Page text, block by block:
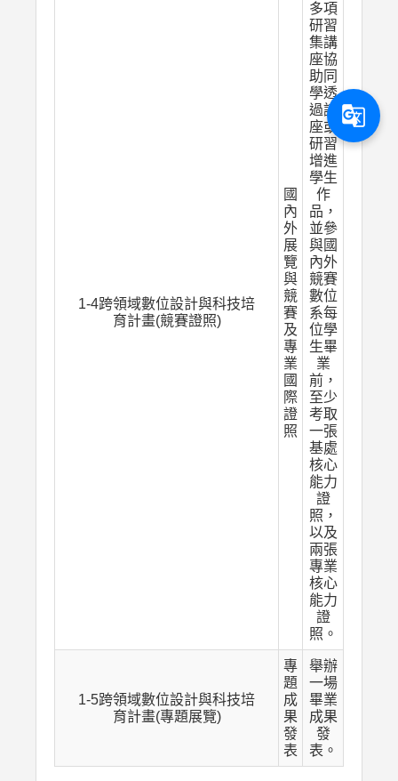
1-4跨領域數位設計與科技培
育計畫(競賽證照)
國
內
外
展
覽
與
競
賽
及
專
業
國
際
證
照
多項
研習
集講
座協
助同
學透
過講
座或
研習
增進
學生
作
品，
並參
與國
內外
競賽
數位
系每
位學
生畢
業
前，
至少
考取
一張
基處
核心
能力
證
照，
以及
兩張
專業
核心
能力
證
照。
1-5跨領域數位設計與科技培
育計畫(專題展覽)
專
題
成
果
發
表
舉辦
一場
畢業
成果
發
表。
g_translate